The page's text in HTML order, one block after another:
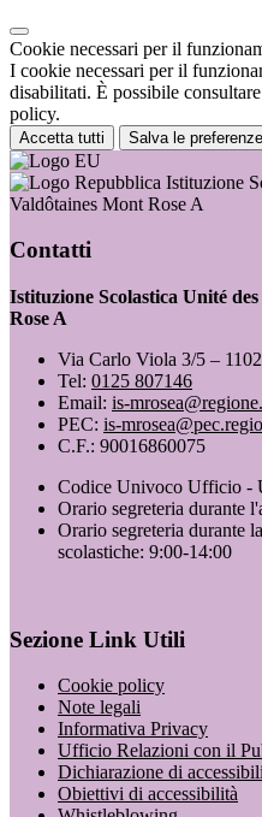
Cookie necessari per il
I cookie necessari per il
disabilitati. È possibile
policy.
Accetta tutti Salva le preferenze
Istituzione
Valdôtaines Mont Rose A
Contatti
Istituzione Scolastica Unité
Rose A
Via Carlo Viola 3/5 –
Tel: 0125 807146
Email: is-
PEC: is-
C.F.: 90016860075
Codice Univoco Ufficio -
Orario segreteria durante
Orario segreteria durante
scolastiche: 9:00-14:00
Sezione Link Utili
Cookie policy
Note legali
Informativa Privacy
Ufficio Relazioni con il
Dichiarazione di
Obiettivi di accessibilità